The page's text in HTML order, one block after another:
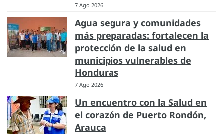
7 Ago 2026
Agua segura y comunidades
más preparadas: fortalecen la
protección de la salud en
municipios vulnerables de
Honduras
7 Ago 2026
Un encuentro con la Salud en
el corazón de Puerto Rondón,
Arauca